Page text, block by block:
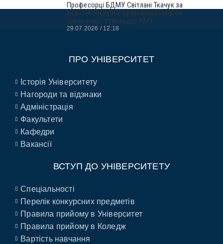
Професорці БДМУ Світлані Ткачук за
видатні заслуги у сфері вищої освіти
призначено стипендію КМУ
29.07.2026 12:18
ПРО УНІВЕРСИТЕТ
Історія Університету
Нагороди та відзнаки
Адміністрація
Факультети
Кафедри
Вакансії
ВСТУП ДО УНІВЕРСИТЕТУ
Спеціальності
Перелік конкурсних предметів
Правила прийому в Університет
Правила прийому в Коледж
Вартість навчання